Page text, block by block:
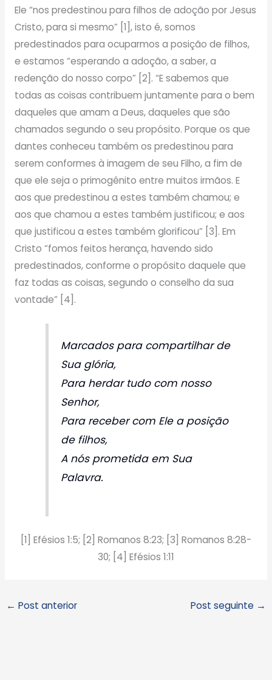
Ele “nos predestinou para filhos de adoção por Jesus
Cristo, para si mesmo” [1], isto é, somos
predestinados para ocuparmos a posição de filhos,
e estamos “esperando a adoção, a saber, a
redenção do nosso corpo” [2]. “E sabemos que
todas as coisas contribuem juntamente para o bem
daqueles que amam a Deus, daqueles que são
chamados segundo o seu propósito. Porque os que
dantes conheceu também os predestinou para
serem conformes à imagem de seu Filho, a fim de
que ele seja o primogênito entre muitos irmãos. E
aos que predestinou a estes também chamou; e
aos que chamou a estes também justificou; e aos
que justificou a estes também glorificou” [3]. Em
Cristo “fomos feitos herança, havendo sido
predestinados, conforme o propósito daquele que
faz todas as coisas, segundo o conselho da sua
vontade” [4].
Marcados para compartilhar de
Sua glória,
Para herdar tudo com nosso
Senhor,
Para receber com Ele a posição
de filhos,
A nós prometida em Sua
Palavra.
[1] Efésios 1:5; [2] Romanos 8:23; [3] Romanos 8:28-
30; [4] Efésios 1:11
← Post anterior Post seguinte →